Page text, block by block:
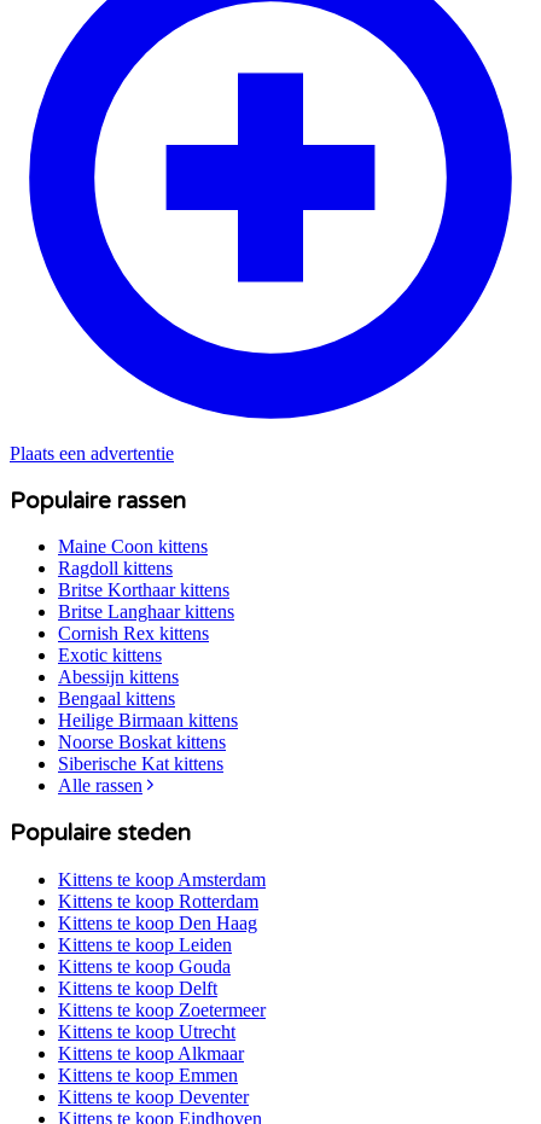
Plaats een advertentie
Populaire rassen
Maine Coon kittens
Ragdoll kittens
Britse Korthaarkittens
Britse Langhaarkittens
Cornish Rex kittens
Exotic kittens
Abessijn kittens
Bengaal kittens
Heilige Birmaan kittens
Noorse Boskat kittens
Siberische Kat kittens
Alle rassen
Populaire steden
Kittens te koop Amsterdam
Kittens te koop Rotterdam
Kittens te koop Den Haag
Kittens te koop Leiden
Kittens te koop Gouda
Kittens te koop Delft
Kittens te koop Zoetermeer
Kittens te koop Utrecht
Kittens te koop Alkmaar
Kittens te koop Emmen
Kittens te koop Deventer
Kittens te koop Eindhoven